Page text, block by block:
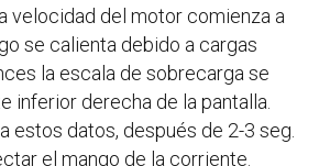
velocidad del motor comienza a
se calienta debido a cargas
la escala de sobrecarga se
inferior derecha de la pantalla.
estos datos, después de 2-3 seg.
el mango de la corriente.